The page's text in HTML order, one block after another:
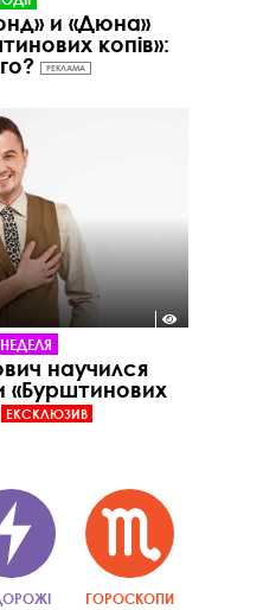
и «Дюна»
копів»:
РЕКЛАМА
научился
«Бурштинових
ЕКСКЛЮЗИВ
ГОРОСКОПИ